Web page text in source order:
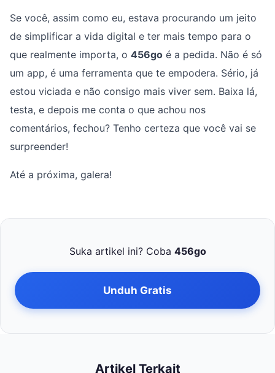
Se você, assim como eu, estava procurando um jeito
de simplificar a vida digital e ter mais tempo para o
que realmente importa, o 456go é a pedida. Não é só
um app, é uma ferramenta que te empodera. Sério, já
estou viciada e não consigo mais viver sem. Baixa lá,
testa, e depois me conta o que achou nos
comentários, fechou? Tenho certeza que você vai se
surpreender!
Até a próxima, galera!
Suka artikel ini? Coba 456go
Unduh Gratis
Artikel Terkait